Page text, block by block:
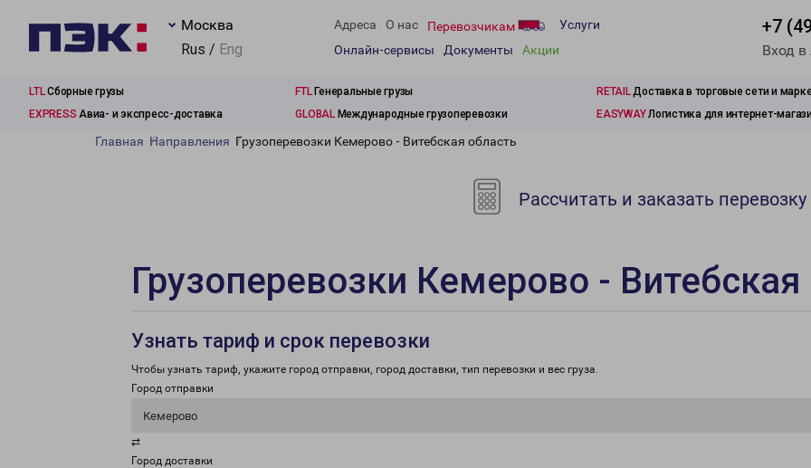
Москва
Rus / Eng
Адреса О нас Перевозчикам
Услуги
Онлайн-сервисы
Документы Акции
+7
Вход
LTLСборные грузы FTLГенеральные грузы RETAILДоставка в торговые сети и
EXPRESS Авиа- и экспресс-доставка GLOBALМеждународные грузоперевозки EASYWAYЛогистика для интернет-
Главная Направления Грузоперевозки Кемерово - Витебская область
Рассчитать и заказать перевозку
Грузоперевозки Кемерово - Витебская
Узнать тариф и срок перевозки
Чтобы узнать тариф, укажите город отправки, город доставки, тип перевозки и вес груза.
Город отправки
Кемерово
⇄
Город доставки